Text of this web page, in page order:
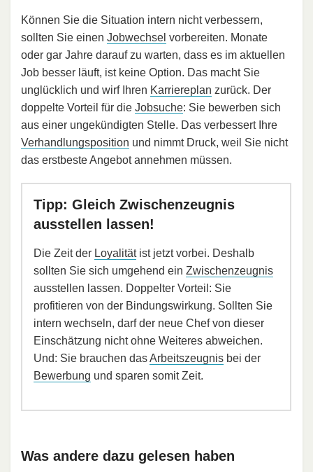
Können Sie die Situation intern nicht verbessern,
sollten Sie einen Jobwechsel vorbereiten. Monate
oder gar Jahre darauf zu warten, dass es im aktuellen
Job besser läuft, ist keine Option. Das macht Sie
unglücklich und wirf Ihren Karriereplan zurück. Der
doppelte Vorteil für die Jobsuche: Sie bewerben sich
aus einer ungekündigten Stelle. Das verbessert Ihre
Verhandlungsposition und nimmt Druck, weil Sie nicht
das erstbeste Angebot annehmen müssen.
Tipp: Gleich Zwischenzeugnis
ausstellen lassen!
Die Zeit der Loyalitätist jetzt vorbei. Deshalb
sollten Sie sich umgehend ein Zwischenzeugnis
ausstellen lassen. Doppelter Vorteil: Sie
profitieren von der Bindungswirkung. Sollten Sie
intern wechseln, darf der neue Chef von dieser
Einschätzung nicht ohne Weiteres abweichen.
Und: Sie brauchen dasArbeitszeugnis bei der
Bewerbung und sparen somit Zeit.
Was andere dazu gelesen haben